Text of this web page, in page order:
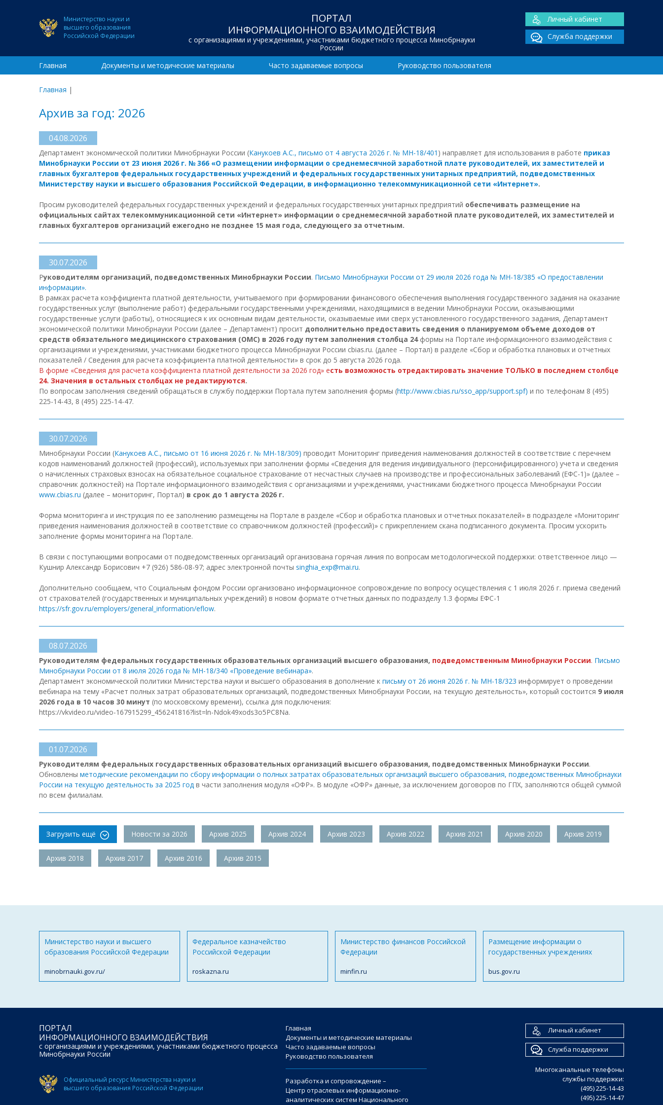
Министерство науки и
высшего образования
Российской Федерации
ПОРТАЛ
ИНФОРМАЦИОННОГО ВЗАИМОДЕЙСТВИЯ
с организациями и учреждениями, участниками бюджетного процесса Минобрнауки
России
Личный кабинет
Служба поддержки
Главная Документы и методические материалы Часто задаваемые вопросы Руководство пользователя
Главная |
Архив за год: 2026
04.08.2026
Департамент экономической политики Минобрнауки России (Канукоев А.С., письмо от 4 августа 2026 г. № МН-18/401 ) направляет для использования в работе приказ
Минобрнауки России от 23 июня 2026 г. № 366 «О размещении информации о среднемесячной заработной плате руководителей, их заместителей и
главных бухгалтеров федеральных государственных учреждений и федеральных государственных унитарных предприятий, подведомственных
Министерству науки и высшего образования Российской Федерации, в информационно телекоммуникационной сети «Интернет».
Просим руководителей федеральных государственных учреждений и федеральных государственных унитарных предприятий обеспечивать размещение на
официальных сайтах телекоммуникационной сети «Интернет» информации о среднемесячной заработной плате руководителей, их заместителей и
главных бухгалтеров организаций ежегодно не позднее 15 мая года, следующего за отчетным.
30.07.2026
Руководителям организаций, подведомственных Минобрнауки России. Письмо Минобрнауки России от 29 июля 2026 года № МН-18/385 «О предоставлении
информации».
В рамках расчета коэффициента платной деятельности, учитываемого при формировании финансового обеспечения выполнения государственного задания на оказание
государственных услуг (выполнение работ) федеральными государственными учреждениями, находящимися в ведении Минобрнауки России, оказывающими
государственные услуги (работы), относящиеся к их основным видам деятельности, оказываемые ими сверх установленного государственного задания, Департамент
экономической политики Минобрнауки России (далее – Департамент) просит дополнительно предоставить сведения о планируемом объеме доходов от
средств обязательного медицинского страхования (ОМС) в 2026 году путем заполнения столбца 24формы на Портале информационного взаимодействия с
организациями и учреждениями, участниками бюджетного процесса Минобрнауки России cbias.ru. (далее – Портал) в разделе «Сбор и обработка плановых и отчетных
показателей / Сведения для расчета коэффициента платной деятельности» в срок до 5 августа 2026 года.
В форме «Сведения для расчета коэффициента платной деятельности за 2026 год» есть возможность отредактировать значение ТОЛЬКО в последнем столбце
24. Значения в остальных столбцах не редактируются.
По вопросам заполнения сведений обращаться в службу поддержки Портала путем заполнения формы (http://www.cbias.ru/sso_app/support.spf) и по телефонам 8 (495)
225-14-43, 8 (495) 225-14-47.
30.07.2026
Минобрнауки России (Канукоев А.С., письмо от 16 июня 2026 г. № МН-18/309) проводит Мониторинг приведения наименования должностей в соответствие с перечнем
кодов наименований должностей (профессий), используемых при заполнении формы «Сведения для ведения индивидуального (персонифицированного) учета и сведения
о начисленных страховых взносах на обязательное социальное страхование от несчастных случаев на производстве и профессиональных заболеваний (ЕФС-1)» (далее –
справочник должностей) на Портале информационного взаимодействия с организациями и учреждениями, участниками бюджетного процесса Минобрнауки России
www.cbias.ru (далее – мониторинг, Портал) в срок до 1 августа 2026 г.
Форма мониторинга и инструкция по ее заполнению размещены на Портале в разделе «Сбор и обработка плановых и отчетных показателей» в подразделе «Мониторинг
приведения наименования должностей в соответствие со справочником должностей (профессий)» с прикреплением скана подписанного документа. Просим ускорить
заполнение формы мониторинга на Портале.
В связи с поступающими вопросами от подведомственных организаций организована горячая линия по вопросам методологической поддержки: ответственное лицо —
Кушнир Александр Борисович +7 (926) 586-08-97; адрес электронной почты singhia_exp@mai.ru.
Дополнительно сообщаем, что Социальным фондом России организовано информационное сопровождение по вопросу осуществления с 1 июля 2026 г. приема сведений
от страхователей (государственных и муниципальных учреждений) в новом формате отчетных данных по подразделу 1.3 формы ЕФС-1
https://sfr.gov.ru/employers/general_information/eflow.
08.07.2026
Руководителям федеральных государственных образовательных организаций высшего образования, подведомственным Минобрнауки России. Письмо
Минобрнауки России от 8 июля 2026 года № МН-18/340 «Проведение вебинара».
Департамент экономической политики Министерства науки и высшего образования в дополнение к письму от 26 июня 2026 г. № МН-18/323 информирует о проведении
вебинара на тему «Расчет полных затрат образовательных организаций, подведомственных Минобрнауки России, на текущую деятельность», который состоится 9 июля
2026 года в 10 часов 30 минут (по московскому времени), ссылка для подключения:
https://vkvideo.ru/video-167915299_456241816?list=ln-Ndok49xods3o5PC8Na.
01.07.2026
Руководителям федеральных государственных образовательных организаций высшего образования, подведомственных Минобрнауки России.
Обновлены методические рекомендации по сбору информации о полных затратах образовательных организаций высшего образования, подведомственных Минобрнауки
России на текущую деятельность за 2025 год в части заполнения модуля «ОФР». В модуле «ОФР» данные, за исключением договоров по ГПХ, заполняются общей суммой
по всем филиалам.
Загрузить ещё Новости за 2026 Архив 2025 Архив 2024 Архив 2023 Архив 2022 Архив 2021 Архив 2020 Архив 2019
Архив 2018 Архив 2017 Архив 2016 Архив 2015
Министерство науки и высшего
образования Российской Федерации
minobrnauki.gov.ru/
Федеральное казначейство
Российской Федерации
roskazna.ru
Министерство финансов Российской
Федерации
minfin.ru
Размещение информации о
государственных учреждениях
bus.gov.ru
ПОРТАЛ
ИНФОРМАЦИОННОГО ВЗАИМОДЕЙСТВИЯ
с организациями и учреждениями, участниками бюджетного процесса
Минобрнауки России
Официальный ресурс Министерства науки и
высшего образования Российской Федерации
Главная
Документы и методические материалы
Часто задаваемые вопросы
Руководство пользователя
Разработка и сопровождение –
Центр отраслевых информационно-
аналитических систем Национального
Личный кабинет
Служба поддержки
Многоканальные телефоны
службы поддержки:
(495) 225-14-43
(495) 225-14-47